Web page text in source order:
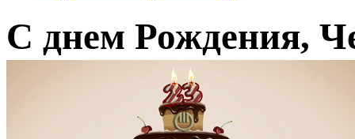
С днем Рождения,